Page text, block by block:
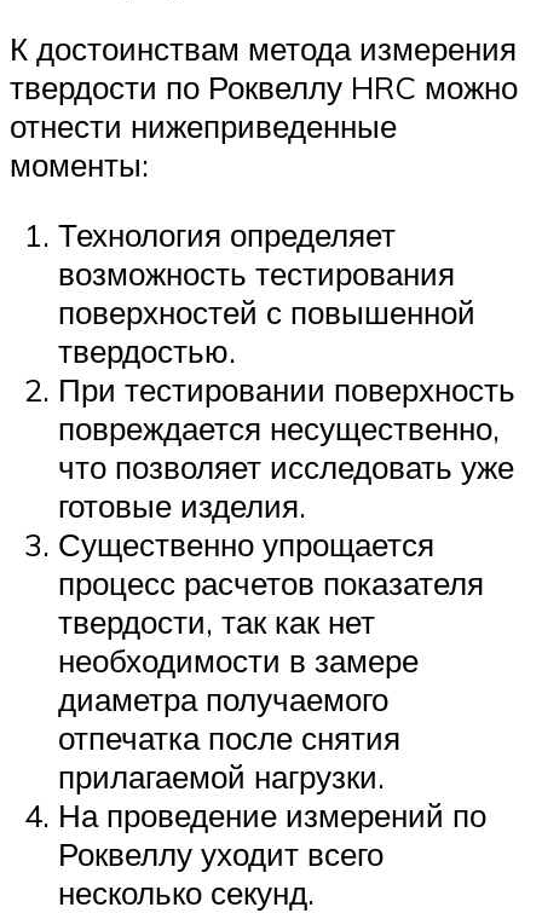
К достоинствам метода измерения
твердости по Роквеллу HRC можно
отнести нижеприведенные
моменты:
Технология определяет
возможность тестирования
поверхностей с повышенной
твердостью.
При тестировании поверхность
повреждается несущественно,
что позволяет исследовать уже
готовые изделия.
Существенно упрощается
процесс расчетов показателя
твердости, так как нет
необходимости в замере
диаметра получаемого
отпечатка после снятия
прилагаемой нагрузки.
На проведение измерений по
Роквеллу уходит всего
несколько секунд.